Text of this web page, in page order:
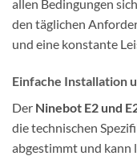
allen Bedingungen
den täglichen
und eine konstante
Einfache Installation
Der Ninebot E2 und
die technischen
abgestimmt und kann